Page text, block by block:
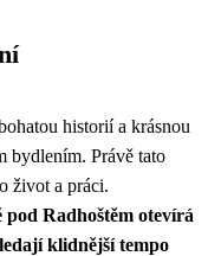
historií a krásnou
bydlením. Právě tato
život a práci.
Radhoštěm otevírá
klidnější tempo